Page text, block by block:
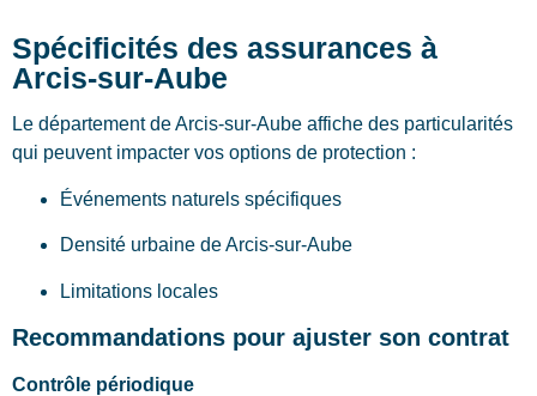
Spécificités des assurances à
Arcis-sur-Aube
Le département de Arcis-sur-Aube affiche des particularités
qui peuvent impacter vos options de protection :
Événements naturels spécifiques
Densité urbaine de Arcis-sur-Aube
Limitations locales
Recommandations pour ajuster son contrat
Contrôle périodique